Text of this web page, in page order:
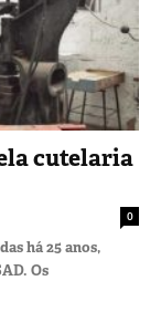
cutelaria
0
há 25 anos,
Os